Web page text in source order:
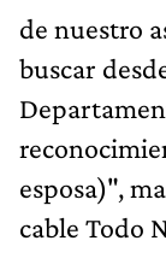
de nuestro
buscar
esposa)",
cable Todo